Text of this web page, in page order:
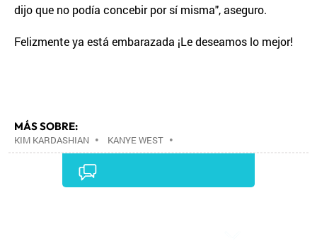
dijo que no podía concebir por sí misma", aseguro.
Felizmente ya está embarazada ¡Le deseamos lo mejor!
MÁS SOBRE:
KIM KARDASHIAN • KANYE WEST •